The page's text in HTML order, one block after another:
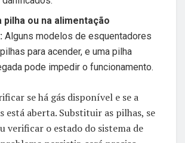
pilha ou na alimentação
Alguns modelos de esquentadores
para acender, e uma pilha
pode impedir o funcionamento.
se há gás disponível e se a
está aberta. Substituir as pilhas, se
verificar o estado do sistema de